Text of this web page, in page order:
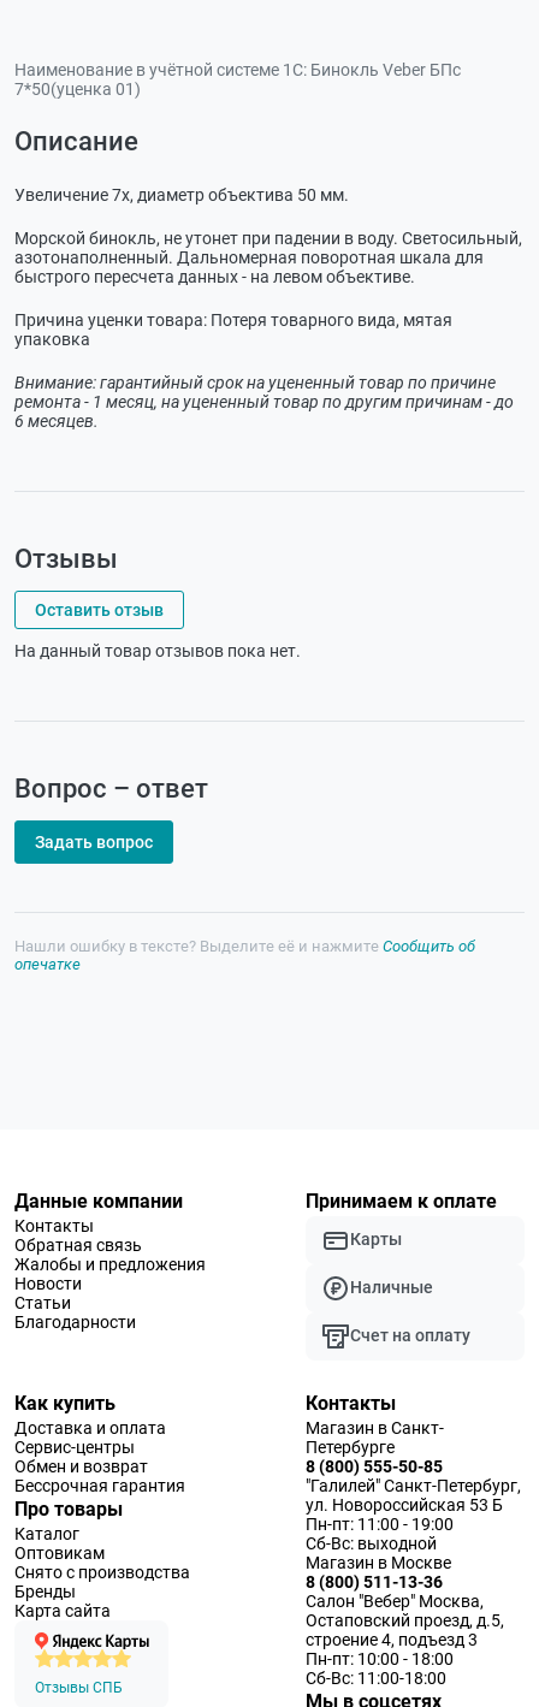
Наименование в учётной системе 1С: Бинокль Veber БПс
7*50(уценка 01)
Описание
Увеличение 7х, диаметр объектива 50 мм.
Морской бинокль, не утонет при падении в воду. Светосильный,
азотонаполненный. Дальномерная поворотная шкала для
быстрого пересчета данных - на левом объективе.
Причина уценки товара: Потеря товарного вида, мятая
упаковка
Внимание: гарантийный срок на уцененный товар по причине
ремонта - 1 месяц, на уцененный товар по другим причинам - до
6 месяцев.
Отзывы
Оставить отзыв
На данный товар отзывов пока нет.
Вопрос – ответ
Задать вопрос
Нашли ошибку в тексте? Выделите её и нажмите Сообщить об
опечатке
Данные компании
Контакты
Обратная связь
Жалобы и предложения
Новости
Статьи
Благодарности
Принимаем к оплате
Карты
Наличные
Счет на оплату
Как купить
Доставка и оплата
Сервис-центры
Обмен и возврат
Бессрочная гарантия
Про товары
Каталог
Оптовикам
Снято с производства
Бренды
Карта сайта
Отзывы СПБ
Контакты
Магазин в Санкт-
Петербурге
8 (800) 555-50-85
"Галилей" Санкт-Петербург,
ул. Новороссийская 53 Б
Пн-пт: 11:00 - 19:00
Сб-Вс: выходной
Магазин в Москве
8 (800) 511-13-36
Салон "Вебер" Москва,
Остаповский проезд, д.5,
строение 4, подъезд 3
Пн-пт: 10:00 - 18:00
Сб-Вс: 11:00-18:00
Мы в соцсетях